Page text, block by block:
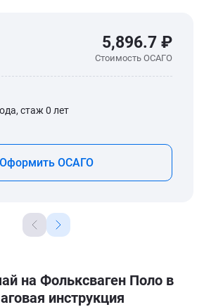
5,896.7 ₽
Стоимость ОСАГО
стаж 0 лет
Оформить ОСАГО
на Фольксваген Поло в
инструкция